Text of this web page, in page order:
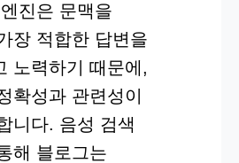
진은 문맥을
장 적합한 답변을
노력하기 때문에,
확성과 관련성이
니다. 음성 검색
해 블로그는